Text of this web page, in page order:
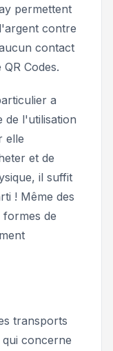
permettent
contre
contact
Codes.
a
de l'utilisation
elle
et de
il suffit
! Même des
formes de
transports
concerne